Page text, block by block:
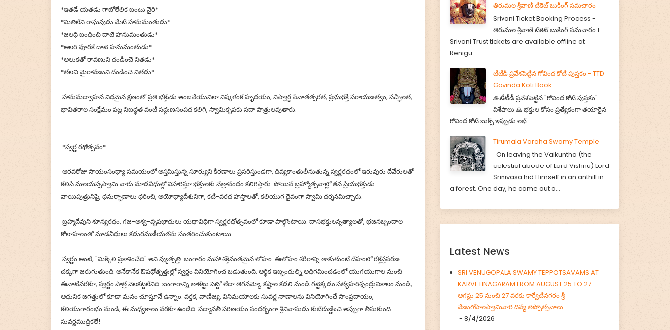
*ఇతడే యతడు గాబోలేలిక బంటు నైరి*
*మితిలేని రాఘవుడు మేటి హనుమంతుడు*
*జలధి బంధించి దాటె హనుమంతుడు*
*అలరి వూరకే దాటె హనుమంతుడు*
*అలుకతో రావణుని దండించె నితడు*
*తలచి మైరావణుని దండించె నితడు*
‌ హనుమద్వాహన విధమైన క్షణంతో ప్రతి భక్తుడు ఆంజనేయునిలా నిష్కళంక హృదయం, నిస్వార్థ సేవాతత్పరత, ప్రభుభక్తి పరాయణత్వం, సచ్ఛీలత,
భావితరాల సంక్షేమం పట్ల నిబద్ధత వంటి సద్గుణసంపద కలిగి, స్వామికృపకు సదా పాత్రులవుతారు.
*స్వర్ణ రథోత్సవం*
ఆరవరోజు సాయంసంధ్యా సమయంలో అస్తమిస్తున్న సూర్యుని కిరణాలు ప్రసరిస్తుండగా, దివ్యకాంతులీనుతున్న స్వర్ణరథంలో ఇరువురు దేవేరులతో
కలిసి మలయప్పస్వామి వారు మాడవీధుల్లో విహరిస్తూ భక్తులకు నేత్రానందం కలిగిస్తారు. పోయిన బ్రహ్మోత్సవాల్లో తన ప్రియభక్తుడు
వాయిపుత్రునిపై, ధనుర్బాణాలు ధరించి, అయోధ్యాదీశునిగా, కటి-వరద హస్తాలతో, కలియుగ దైవంగా స్వామి దర్శనమిచ్చారు.
బ్రహ్మదేవుని శూన్యరథం, గజ-అశ్వ-వృషభాదులు యధావిధిగా స్వర్ణరథోత్సవంలో కూడా పాల్గొంటాయి. దాసభక్తులనృత్యాలతో, భజనబృందాల
కోలాహలంతో మాడవీధులు కడురమణీయతను సంతరించుకుంటాయి.
స్వర్ణం అంటే, "మిక్కిలి ప్రకాశించేది" అని వ్యుత్పత్తి. బంగారం మహా శక్తివంతమైన లోహం. ఈలోహం శరీరాన్ని తాకుతుంటే దేహంలో రక్తప్రసరణ
చక్కగా జరుగుతుంది. అనేకానేక ఔషధోత్పత్తుల్లో స్వర్ణం వినియోగించ బడుతుంది. ఆర్థిక ఇబ్బందుల్ని అధిగమించడంలో యుగయుగాల నుంచి
ఈనాటివరకూ, స్వర్ణం పాత్ర వెలకట్టలేనిది. బంగారాన్ని తాకట్టు పెట్టో లేదా తెగనమ్మో, కష్టాల కడలి నుండి గట్టెక్కడం సత్యహరిశ్చంద్రునికాలం నుండి,
ఆధునిక జగత్తులో కూడా మనం చూస్తూనే ఉన్నాం. వర్తక, వాణిజ్య, వినిమయాలకు సువర్ణ నాణాలను వినియోగించే సాంప్రదాయం,
కలియుగారంభం నుండి, ఈ మధ్యకాలం వరకూ ఉండేది. పద్మావతీ పరిణయం సందర్భంగా శ్రీనివాసుడు కుబేరుణ్ణించి అప్పుగా తీసుకుంది
సువర్ణముద్రికలే!
తిరుమల శ్రీవాణి టికెట్ బుకింగ్ సమచారం
Srivani Ticket Booking Process -
తిరుమల శ్రీవాణి టికెట్ బుకింగ్ సమచారం 1.
Srivani Trust tickets are available offline at
Renigu...
టీటీడీ ప్రవేశపెట్టిన గోవింద కోటి పుస్తకం - TTD
Govinda Koti Book
🙏టీటీడీ ప్రవేశపెట్టిన "గోవింద కోటి పుస్తకం"
విశేషాలు 🙏 భక్తుల కోసం ప్రత్యేకంగా తయారైన
గోవింద కోటి బుక్స్ ఇప్పుడు లభ్...
Tirumala Varaha Swamy Temple
On leaving the Vaikuntha (the
celestial abode of Lord Vishnu) Lord
Srinivasa hid Himself in an anthill in
a forest. One day, he came out o...
Latest News
SRI VENUGOPALA SWAMY TEPPOTSAVAMS AT
KARVETINAGARAM FROM AUGUST 25 TO 27 _
ఆగస్టు 25 నుంచి 27 వరకు కార్వేటినగరం శ్రీ
వేణుగోపాలస్వామివారి దివ్య తెప్పోత్సవాలు
- 8/4/2026